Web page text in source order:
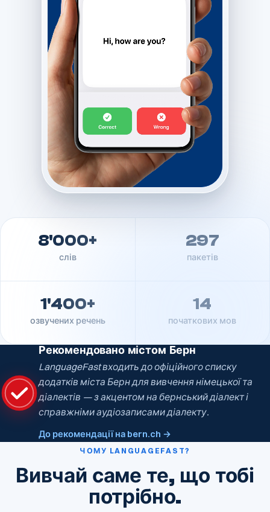
8'000+
слів
297
пакетів
1'400+
озвучених речень
14
початкових мов
Рекомендовано містом Берн
LanguageFast входить до офіційного списку
додатків міста Берн для вивчення німецької та
діалектів — з акцентом на бернський діалект і
справжніми аудіозаписами діалекту.
До рекомендації на bern.ch →
ЧОМУ LANGUAGEFAST?
Вивчай саме те, що тобі
потрібно.